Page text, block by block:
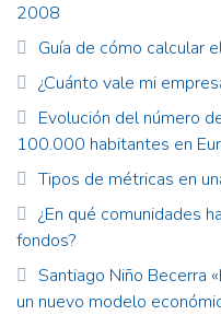
2008
Guía de cómo calcular
¿Cuánto vale mi
Evolución del número
100.000 habitantes en
Tipos de métricas en
¿En qué comunidades
fondos?
Santiago Niño Becerra
un nuevo modelo